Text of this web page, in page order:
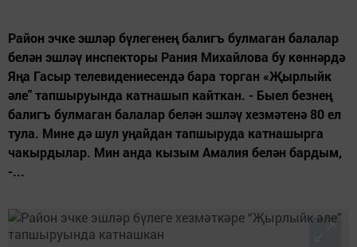
Район эчке эшләр бүлегенең балигъ булмаган балалар
белән эшләү инспекторы Рания Михайлова бу көннәрдә
Яңа Гасыр телевидениесендә бара торган «Җырлыйк
әле" тапшыруында катнашып кайткан. - Быел безнең
балигъ булмаган балалар белән эшләү хезмәтенә 80 ел
тула. Мине дә шул уңайдан тапшыруда катнашырга
чакырдылар. Мин анда кызым Амалия белән бардым,
-...